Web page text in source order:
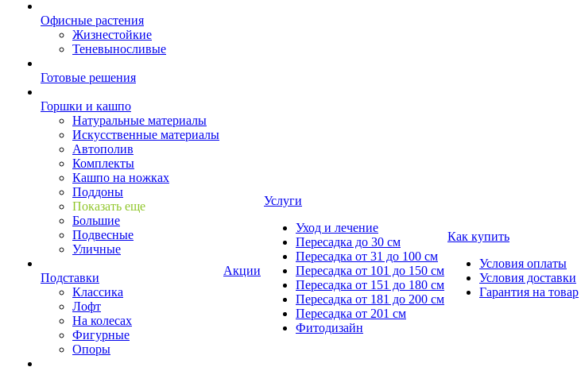
Офисные растения
Жизнестойкие
Теневыносливые
Готовые решения
Горшки и кашпо
Натуральные материалы
Искусственные материалы
Автополив
Комплекты
Кашпо на ножках
Поддоны
Показать еще
Большие
Подвесные
Уличные
Подставки
Классика
Лофт
На колесах
Фигурные
Опоры
Акции
Услуги
Уход и лечение
Пересадка до 30 см
Пересадка от 31 до 100 см
Пересадка от 101 до 150 см
Пересадка от 151 до 180 см
Пересадка от 181 до 200 см
Пересадка от 201 см
Фитодизайн
Как купить
Условия оплаты
Условия доставки
Гарантия на товар